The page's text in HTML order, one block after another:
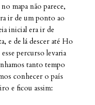
mapa não parece,
ir de um ponto ao
inicial era ir de
e de lá descer até Ho
percurso levaria
tanto tempo
conhecer o país
e ficou assim: